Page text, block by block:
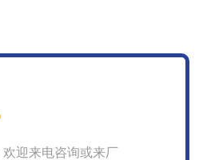
迎来电咨询或来厂